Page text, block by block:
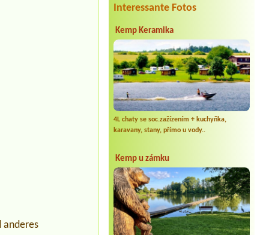
Interessante Fotos
Kemp Keramika
4L chaty se soc.zažízením + kuchyňka,
karavany, stany, přímo u vody..
Kemp u zámku
anderes